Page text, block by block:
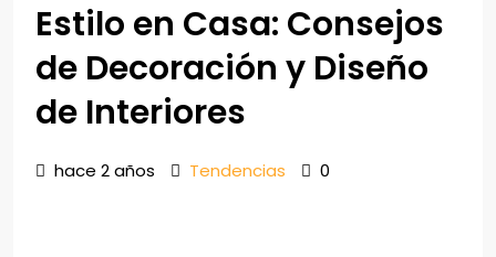
Estilo en Casa: Consejos
de Decoración y Diseño
de Interiores
hace 2 años Tendencias 0